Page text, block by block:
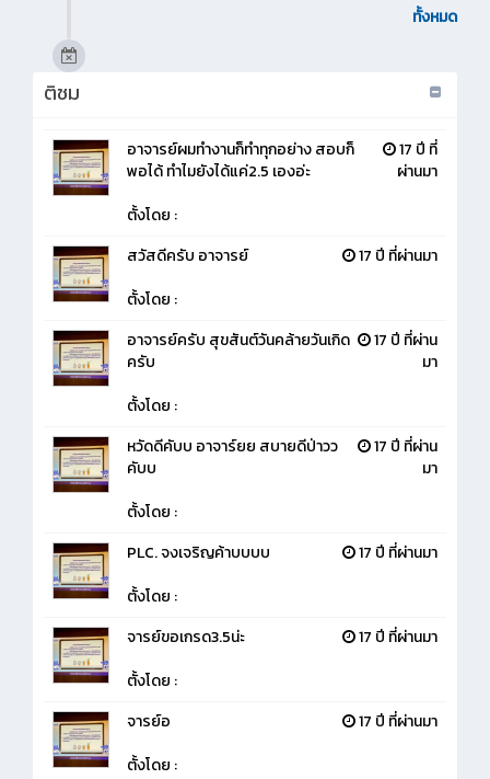
ทั้งหมด
ติชม
อาจารย์ผมทำงานก็ทำทุกอย่าง สอบก็
พอได้ ทำไมยังได้แค่2.5 เองอ่ะ
ตั้งโดย :
17 ปี ที่
ผ่านมา
สวัสดีครับ อาจารย์
ตั้งโดย :
17 ปี ที่ผ่านมา
อาจารย์ครับ สุขสันต์วันคล้ายวันเกิด
ครับ
ตั้งโดย :
17 ปี ที่ผ่าน
มา
หวัดดีคับบ อาจาร์ยย สบายดีป่าวว
คับบ
ตั้งโดย :
17 ปี ที่ผ่าน
มา
PLC. จงเจริญค้าบบบบ
ตั้งโดย :
17 ปี ที่ผ่านมา
จารย์ขอเกรด3.5น่ะ
ตั้งโดย :
17 ปี ที่ผ่านมา
จารย์อ
ตั้งโดย :
17 ปี ที่ผ่านมา